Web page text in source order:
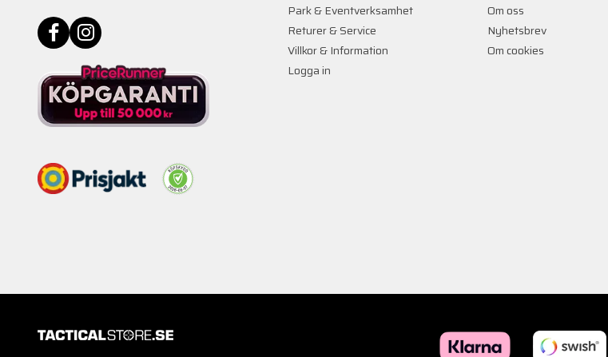
Park & Eventverksamhet
Returer & Service
Villkor & Information
Logga in
Om oss
Nyhetsbrev
Om cookies